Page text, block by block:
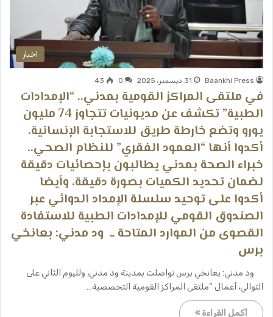
اخبار
Baankhi Press 31 ديسمبر، 2025 0
43
​في ملتقى المراكز القومية بمدني.. “الإمدادات
الطبية” تكشف عن مديونيات تتجاوز 74 مليون
يورو وتضع خارطة طريق للاستجابة الإنسانية. ​
أكدوا أنها “العمود الفقري” للنظام الصحي..
خبراء الصحة بمدني يطالبون بإحصائيات دقيقة
لضمان تحديد الكميات بصورة دقيقة، وأيضا
أكدوا على توحيد سلسلة الإمداد الدوائي عبر
الصندوق القومي للإمدادات الطبية للاستفادة
القصوى من الموارد المتاحة ــ ​ ​ود مدني: بعانخي
برس
​ ​ود مدني: بعانخي برس ​تواصلت بمدينة ود مدني، ولليوم الثاني على
التوالي، أعمال “ملتقى المراكز القومية التخصصية…
أكمل القراءة »